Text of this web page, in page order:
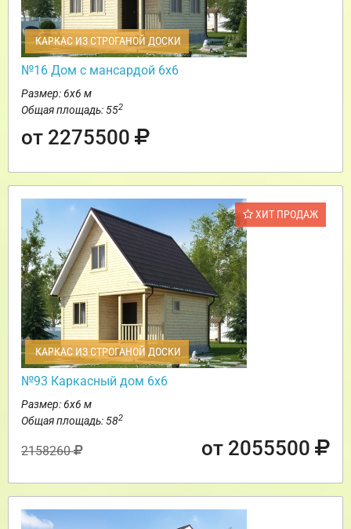
КАРКАС ИЗ СТРОГАНОЙ ДОСКИ
№16 Дом с мансардой 6х6
Размер: 6х6 м
Общая площадь: 552
от 2275500
ХИТ ПРОДАЖ
КАРКАС ИЗ СТРОГАНОЙ ДОСКИ
№93 Каркасный дом 6х6
Размер: 6х6 м
Общая площадь: 582
2158260 от 2055500